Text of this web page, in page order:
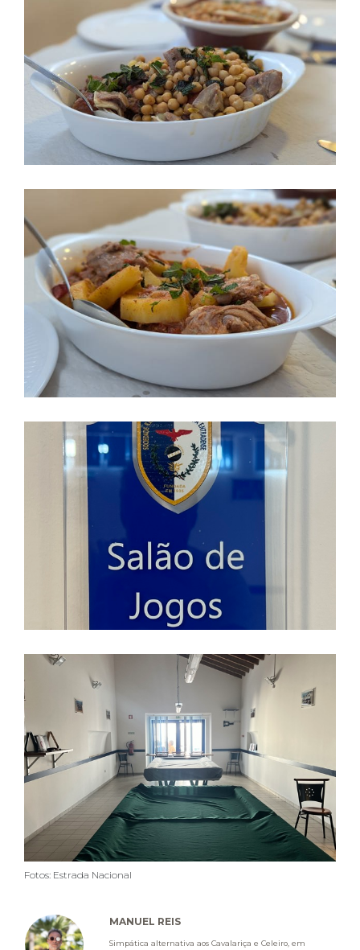
Fotos: Estrada Nacional
MANUEL REIS
Simpática alternativa aos Cavalariça e Celeiro, em